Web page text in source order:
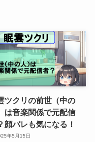
ツクリの前世（中の
は音楽関係で元配信
顔バレも気になる！
年5月15日